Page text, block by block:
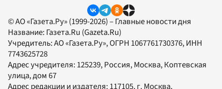
© АО «Газета.Ру» (1999-2026) – Главные новости дня
Название: Газета.Ru (Gazeta.Ru)
Учредитель:АО «Газета.Ру», ОГРН 1067761730376, ИНН
7743625728
Адрес учредителя: 125239, Россия, Москва, Коптевская
улица, дом 67
Адрес редакции и издателя: 117105, г. Москва,